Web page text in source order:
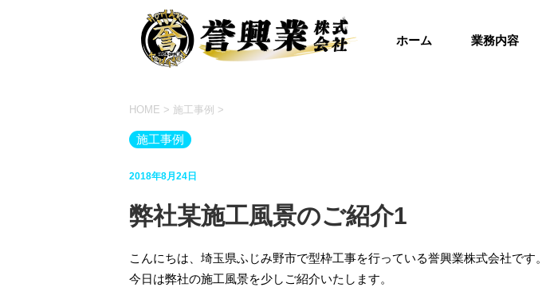
ホーム 業務内容
HOME > 施工事例 >
施工事例
2018年8月24日
弊社某施工風景のご紹介1
こんにちは、埼玉県ふじみ野市で型枠工事を行っている誉興業株式会社です。
今日は弊社の施工風景を少しご紹介いたします。